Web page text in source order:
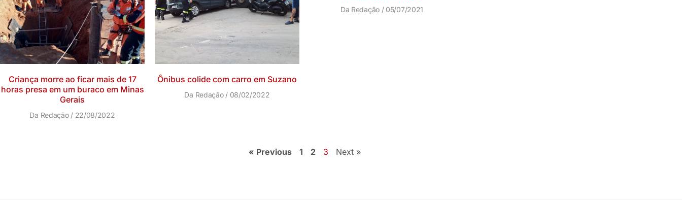
Criança morre ao ficar mais de 17
horas presa em um buraco em Minas
Gerais
Da Redação 22/08/2022
Ônibus colide com carro em Suzano
Da Redação 08/02/2022
Da Redação 05/07/2021
« Previous 1 2 3 Next »